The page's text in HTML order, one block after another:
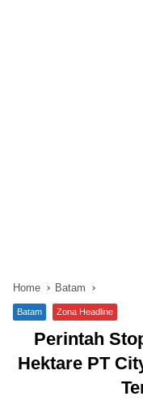
Home Batam
Batam Zona Headline
Perintah
Hektare PT